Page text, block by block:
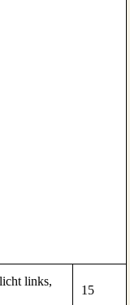
links,
15